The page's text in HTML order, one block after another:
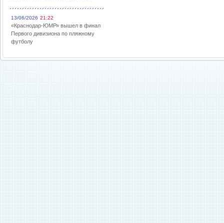
13/06/2026 21:22
«Краснодар-ЮМР» вышел в финал
Первого дивизиона по пляжному
футболу